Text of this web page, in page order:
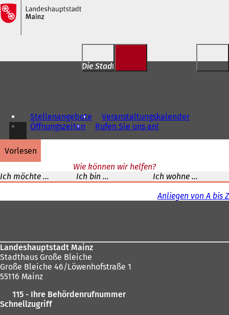
Inhalt anspringen
Die Stadt für Dich
Stellenangebote
Veranstaltungskalender
Öffnungszeiten
Rufen Sie uns an!
vorlesen
Wie können wir helfen?
Ich möchte ...
Ich bin ...
Ich wohne ...
Anliegen von A bis Z
Landeshauptstadt Mainz
Stadthaus Große Bleiche
Große Bleiche 46/Löwenhofstraße 1
55116 Mainz
115 - Ihre Behördenrufnummer
Schnellzugriff